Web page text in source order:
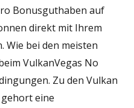
Bonusguthaben auf
direkt mit Ihrem
Wie bei den meisten
VulkanVegas No
Zu den Vulkan
eine